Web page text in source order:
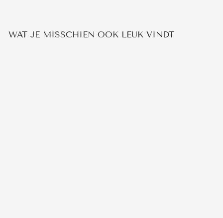
WAT JE MISSCHIEN OOK LEUK VINDT